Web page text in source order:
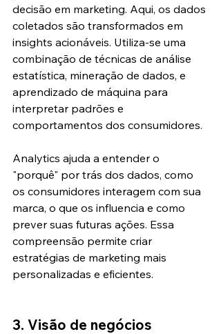
decisão em marketing. Aqui, os dados
coletados são transformados em
insights acionáveis. Utiliza-se uma
combinação de técnicas de análise
estatística, mineração de dados, e
aprendizado de máquina para
interpretar padrões e
comportamentos dos consumidores.
Analytics ajuda a entender o
"porquê" por trás dos dados, como
os consumidores interagem com sua
marca, o que os influencia e como
prever suas futuras ações. Essa
compreensão permite criar
estratégias de marketing mais
personalizadas e eficientes.
3. Visão de negócios